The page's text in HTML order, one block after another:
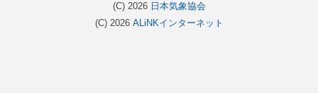
(C) 2026 日本気象協会
(C) 2026 ALiNKインターネット